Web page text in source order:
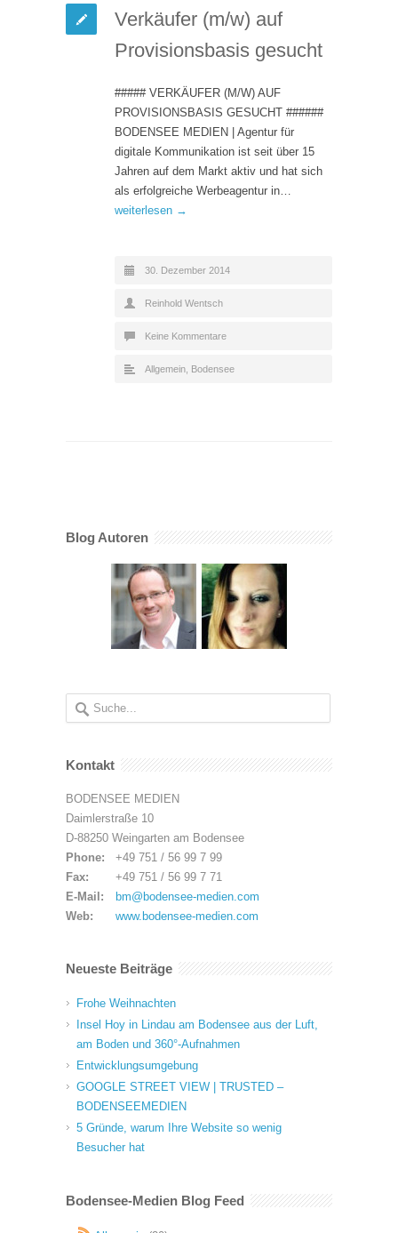
Verkäufer (m/w) auf
Provisionsbasis gesucht
##### VERKÄUFER (M/W) AUF
PROVISIONSBASIS GESUCHT ######
BODENSEE MEDIEN | Agentur für
digitale Kommunikation ist seit über 15
Jahren auf dem Markt aktiv und hat sich
als erfolgreiche Werbeagentur in…
weiterlesen →
30. Dezember 2014
Reinhold Wentsch
Keine Kommentare
Allgemein Bodensee
Blog Autoren
Kontakt
BODENSEE MEDIEN
Daimlerstraße 10
D-88250 Weingarten am Bodensee
Phone:
+49 751 / 56 99 7 99
Fax:
+49 751 / 56 99 7 71
E-Mail:
bm@bodensee-medien.com
Web:
www.bodensee-medien.com
Neueste Beiträge
Frohe Weihnachten
Insel Hoy in Lindau am Bodensee aus der Luft,
am Boden und 360°-Aufnahmen
Entwicklungsumgebung
GOOGLE STREET VIEW | TRUSTED –
BODENSEEMEDIEN
5 Gründe, warum Ihre Website so wenig
Besucher hat
Bodensee-Medien Blog Feed